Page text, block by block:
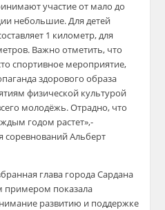
участие от мало до
небольшие. Для детей
1 километр, для
Важно отметить, что
спортивное мероприятие,
здорового образа
физической культурой
молодёжь. Отрадно, что
годом растет»,-
соревнований Альберт
глава городаСардана
примером показала
развитию и поддержке